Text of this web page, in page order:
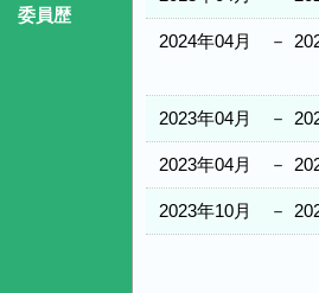
委員歴
2024年04月 －
2023年04月 －
2023年04月 －
2023年10月 －